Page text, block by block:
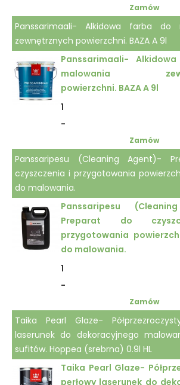
Zamów
Panssarimaali- Alkidowa farba do
zewnętrznych powierzchni. BAZA A 9l
Panssarimaali-
malowania
powierzchni. BAZA A 9l
1
-
Zamów
Panssaripesu (Cleaning Agent)-
czyszczenia i przygotowania
do malowania.
Panssaripesu
Preparat do
przygotowania
do malowania.
1
-
Zamów
Taika Pearl Glaze-
laserunek do dekoracyjnego
sufitów. Hoppea (srebrna) 0.9l HL
Taika Pearl Glaze-
perłowy laserunek do